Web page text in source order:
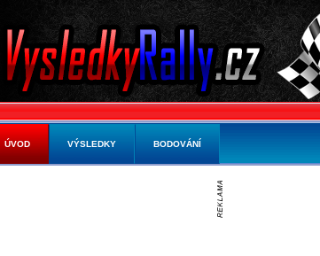
ÚVOD VÝSLEDKY BODOVÁNÍ